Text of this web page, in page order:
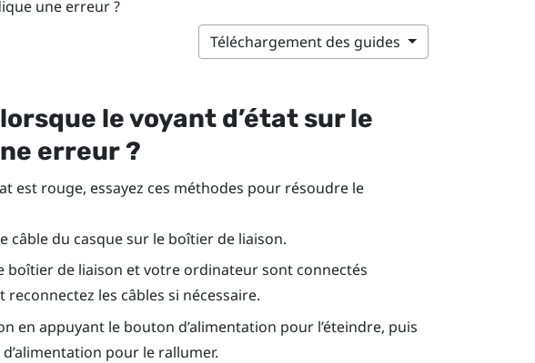
une erreur ?
Téléchargement des guides
le voyant d’état sur le
erreur ?
est rouge, essayez ces méthodes pour résoudre le
câble du casque sur le boîtier de liaison.
boîtier de liaison et votre ordinateur sont connectés
les câbles si nécessaire.
en appuyant le bouton d’alimentation pour l’éteindre, puis
pour le rallumer.